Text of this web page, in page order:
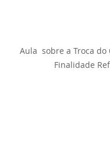
Aula  sobre a Troca
Finalidade